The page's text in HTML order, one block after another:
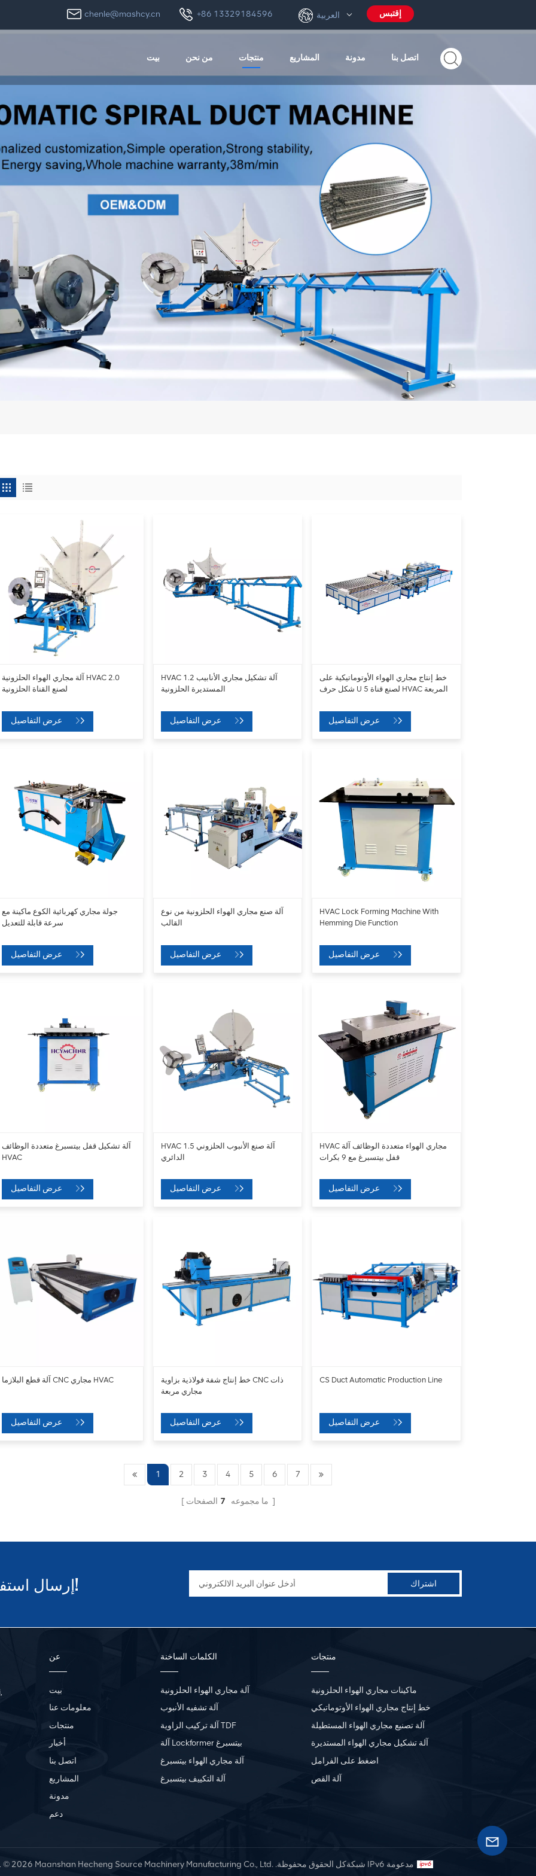
إقتبس العربية chenle@mashcy.cn +86 13329184596
بيت من نحن منتجات المشاريع مدونة اتصل بنا
آلة مجاري الهواء الحلزونية HVAC 2.0
لصنع القناة الحلزونية
HVAC 1.2 آلة تشكيل مجاري الأنابيب
المستديرة الحلزونية
خط إنتاج مجاري الهواء الأوتوماتيكية على
شكل حرف U 5 لصنع قناة HVAC المربعة
جولة مجاري كهربائية الكوع ماكينة مع
سرعة قابلة للتعديل
آلة صنع مجاري الهواء الحلزونية من نوع
القالب
HVAC Lock Forming Machine With
Hemming Die Function
آلة تشكيل قفل بيتسبرغ متعددة الوظائف
HVAC
HVAC 1.5 آلة صنع الأنبوب الحلزوني
الدائري
HVAC مجاري الهواء متعددة الوظائف آلة
قفل بيتسبرغ مع 9 بكرات
آلة قطع البلازما CNC مجاري HVAC
خط إنتاج شفة فولاذية بزاوية CNC ذات
مجاري مربعة
CS Duct Automatic Production Line
1 2 3 4 5 6 7
ما مجموعه 7
إرسال استفسار والحصول على المعلومات!
عن
بيت
معلومات عنا
منتجات
أخبار
اتصل بنا
المشاريع
مدونة
دعم
الكلمات الساخنة
آلة مجاري الهواء الحلزونية
آلة تشفيه الأنبوب
آلة تركيب الزاوية TDF
آلة Lockformer بيتسبرغ
آلة مجاري الهواء بيتسبرغ
آلة التكييف بيتسبرغ
منتجات
ماكينات مجاري الهواء الحلزونية
خط إنتاج مجاري الهواء الأوتوماتيكي
آلة تصنيع مجاري الهواء المستطيلة
آلة تشكيل مجاري الهواء المستديرة
اضغط على الفرامل
آلة القص
© 2026 Maanshan Hecheng Source Machinery Manufacturing Co., Ltd. .كل الحقوق محفوظة شبكة IPv6 مدعومة